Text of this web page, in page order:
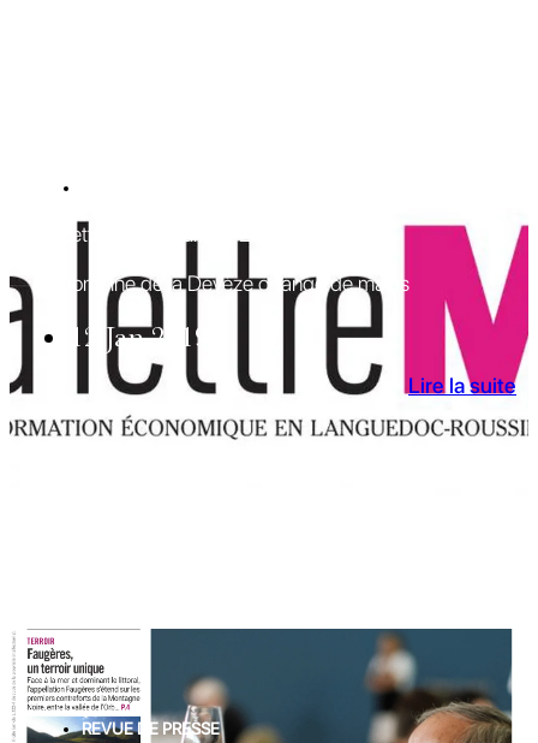
La Lettre M - 10 janvier 2019
Le domaine de la Devèze change de mains
12 Jan 2019
Lire la suite
REVUE DE PRESSE